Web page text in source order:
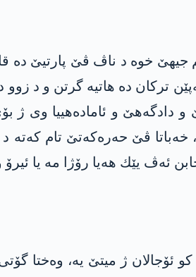
جیهێ خوه‌ د ناڤ ڤێ پارتیێ ده‌
وه‌ختا ئۆجالان د خوه‌پێشاندانێن چه‌پێن تركان ده‌
دادگه‌هێ و ئاماده‌هییا وی ژ
ناڤێ كۆمپلۆیێ لێ دكه‌، خه‌باتا ڤێ حه‌ره‌كه‌تێ
ئۆجالان ژ میتێ یه‌، وه‌ختا